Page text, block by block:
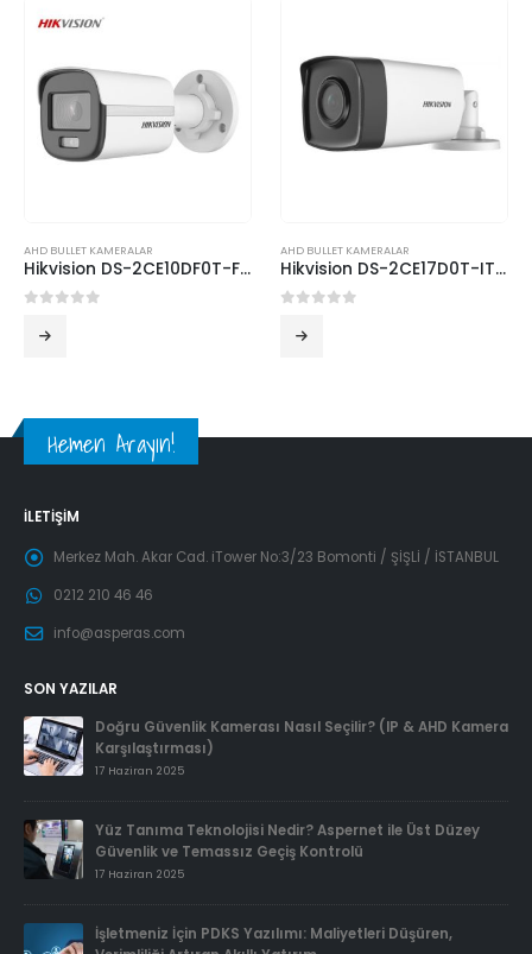
AHD BULLET KAMERALAR
Hikvision DS-2CE10DF0T-F 2MP Analog ColorVu Bullet Kamera
AHD BULLET KAMERALAR
Hikvision DS-2CE17D0T-IT3F 2MP Analog IR Bullet Kamera
Hemen Arayın!
İLETIŞIM
Merkez Mah. Akar Cad. iTower No:3/23 Bomonti / ŞİŞLİ / İSTANBUL
0212 210 46 46
info@asperas.com
SON YAZILAR
Doğru Güvenlik Kamerası Nasıl Seçilir? (IP & AHD Kamera
Karşılaştırması)
17 Haziran 2025
Yüz Tanıma Teknolojisi Nedir? Aspernet ile Üst Düzey
Güvenlik ve Temassız Geçiş Kontrolü
17 Haziran 2025
İşletmeniz İçin PDKS Yazılımı: Maliyetleri Düşüren,